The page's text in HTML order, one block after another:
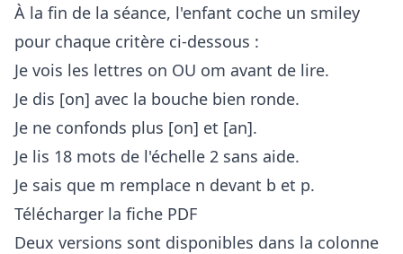
À la fin de la séance, l'enfant coche un smiley
pour chaque critère ci-dessous :
Je vois les lettres on OU om avant de lire.
Je dis [on] avec la bouche bien ronde.
Je ne confonds plus [on] et [an].
Je lis 18 mots de l'échelle 2 sans aide.
Je sais que m remplace n devant b et p.
Télécharger la fiche PDF
Deux versions sont disponibles dans la colonne